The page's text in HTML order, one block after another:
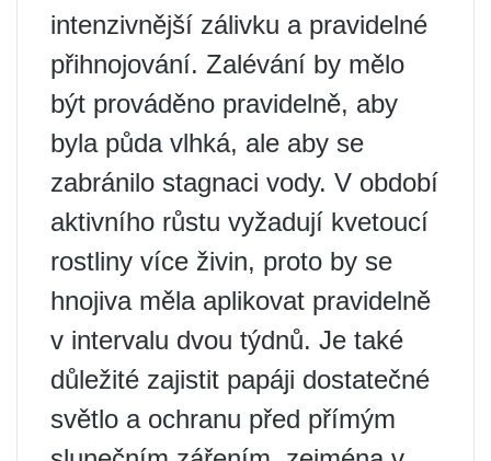
intenzivnější zálivku a pravidelné
přihnojování. Zalévání by mělo
být prováděno pravidelně, aby
byla půda vlhká, ale aby se
zabránilo stagnaci vody. V období
aktivního růstu vyžadují kvetoucí
rostliny více živin, proto by se
hnojiva měla aplikovat pravidelně
v intervalu dvou týdnů. Je také
důležité zajistit papáji dostatečné
světlo a ochranu před přímým